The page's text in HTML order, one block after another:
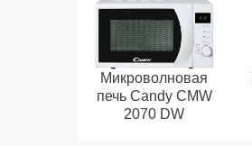
Микроволновая
печь Candy CMW
2070 DW